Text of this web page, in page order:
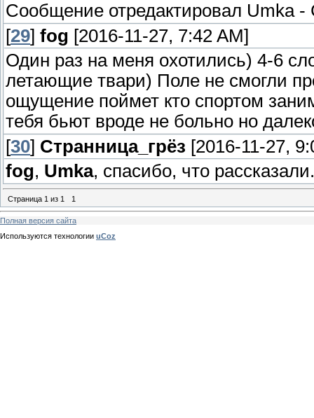
Сообщение отредактировал Umka-
[29] fog [2016-11-27, 7:42 AM]
Один раз на меня охотились) 4-6
летающие твари) Поле не смогли
ощущение поймет кто спортом
тебя бьют вроде не больно но
[30] Странница_грёз [2016-11-27,
fog, Umka, спасибо, что рассказали.
Страница 1 из 1 1
Полная версия сайта
Используются технологии uCoz